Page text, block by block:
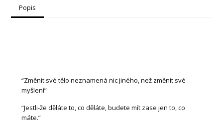
Popis
“Změnit své tělo neznamená nic jiného, než změnit své
myšlení”
“Jestli-že děláte to, co děláte, budete mít zase jen to, co
máte.”